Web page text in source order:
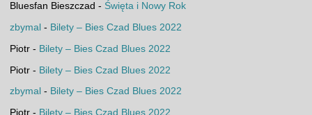
Bluesfan Bieszczad - Święta i Nowy Rok
zbymal - Bilety – Bies Czad Blues 2022
Piotr- Bilety – Bies Czad Blues 2022
Piotr- Bilety – Bies Czad Blues 2022
zbymal - Bilety – Bies Czad Blues 2022
Piotr- Bilety – Bies Czad Blues 2022